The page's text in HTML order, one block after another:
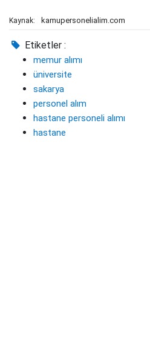
Kaynak: kamupersonelialim.com
Etiketler :
memur alımı
üniversite
sakarya
personel alım
hastane personeli alımı
hastane